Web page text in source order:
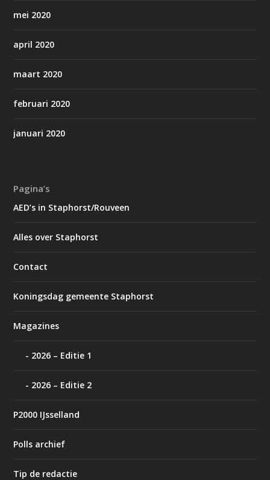
mei 2020
april 2020
maart 2020
februari 2020
januari 2020
Pagina’s
AED’s in Staphorst/Rouveen
Alles over Staphorst
Contact
Koningsdag gemeente Staphorst
Magazines
2026 – Editie 1
2026 – Editie 2
P2000 IJsselland
Polls archief
Tip de redactie